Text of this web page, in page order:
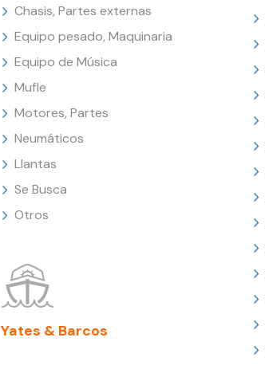
Chasis, Partes externas
Equipo pesado, Maquinaria
Equipo de Música
Mufle
Motores, Partes
Neumáticos
Llantas
Se Busca
Otros
Yates & Barcos